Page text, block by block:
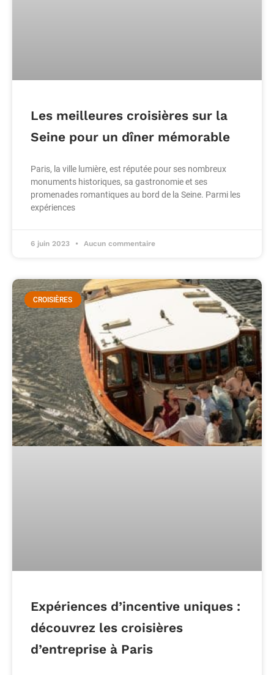
Les meilleures croisières sur la
Seine pour un dîner mémorable
Paris, la ville lumière, est réputée pour ses nombreux
monuments historiques, sa gastronomie et ses
promenades romantiques au bord de la Seine. Parmi les
expériences
6 juin 2023 Aucun commentaire
CROISIÈRES
Expériences d’incentive uniques :
découvrez les croisières
d’entreprise à Paris